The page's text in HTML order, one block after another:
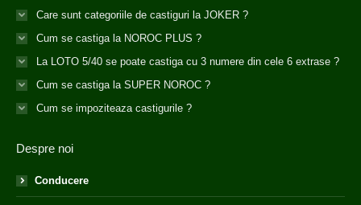
Care sunt categoriile de castiguri la JOKER ?
Cum se castiga la NOROC PLUS ?
La LOTO 5/40 se poate castiga cu 3 numere din cele 6 extrase ?
Cum se castiga la SUPER NOROC ?
Cum se impoziteaza castigurile ?
Despre noi
Conducere